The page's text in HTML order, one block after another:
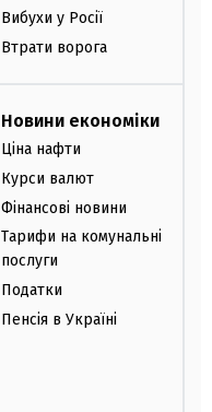
Вибухи у Росії
Втрати ворога
Новини економіки
Ціна нафти
Курси валют
Фінансові новини
Тарифи на комунальні
послуги
Податки
Пенсія в Україні